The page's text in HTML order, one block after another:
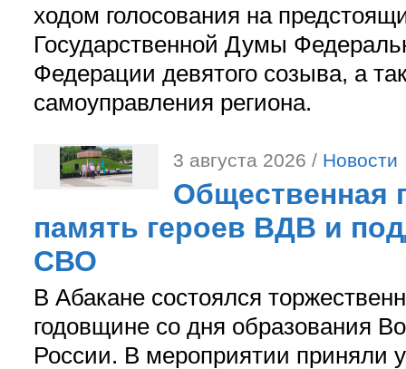
ходом голосования на
Государственной Думы
Федерации девятого созыва, а
самоуправления региона.
3 августа 2026 / Новости
Общественная
память героев ВДВ и
СВО
В Абакане состоялся
годовщине со дня образования
России. В мероприятии приняли